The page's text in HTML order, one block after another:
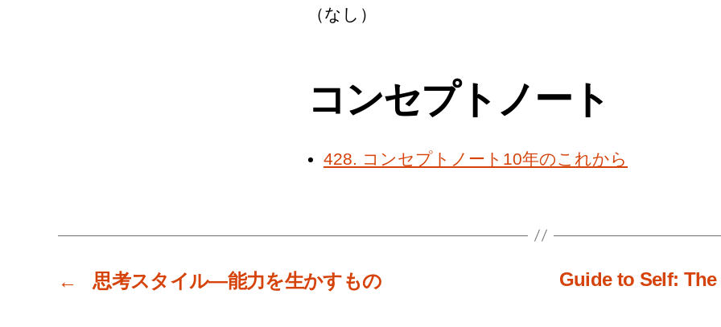
（なし）
コンセプトノート
428. コンセプトノート10年のこれから
← 思考スタイル―能力を生かすもの Guide to Self: